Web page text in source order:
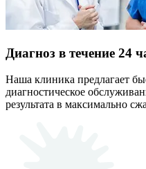
Диагноз в течение 24
Наша клиника предлагает
диагностическое
результата в максимально